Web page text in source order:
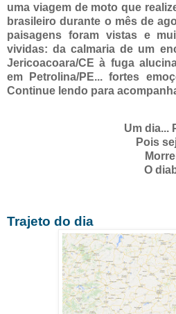
uma viagem de moto que
brasileiro durante o mês de
paisagens foram vistas e
vividas: da calmaria de um
Jericoacoara/CE à fuga
em Petrolina/PE... fortes
Continue lendo para
Um dia...
Pois
O
Trajeto do dia